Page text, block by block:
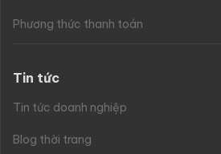
Phương thức thanh toán
Tin tức
Tin tức doanh nghiệp
Blog thời trang